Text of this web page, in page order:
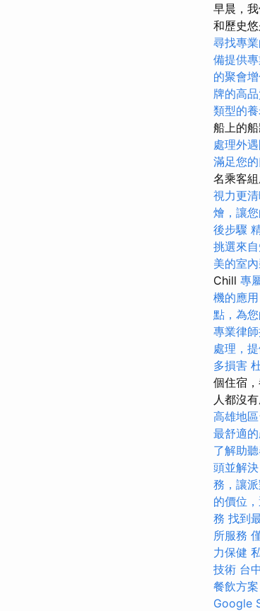
早晨，
和歷史
尋找專
備提供
的聚會
牌的高
類型的
船上的
處理外
滿足您
名乘客組
視力更
燴，讓
後步驟
挑選來
美的室
Chill 專
機的應
點，為
專業律
處理，
多損害
個住宿
人都沒
高雄地
最舒適
了解助
頭並解決
務，讓
的價位
務 找到
所服務
力保健
技術 台
餐飲方案
Google